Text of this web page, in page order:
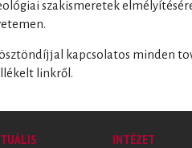
szakismeretek
kapcsolatos minden
linkről.
INTÉZET